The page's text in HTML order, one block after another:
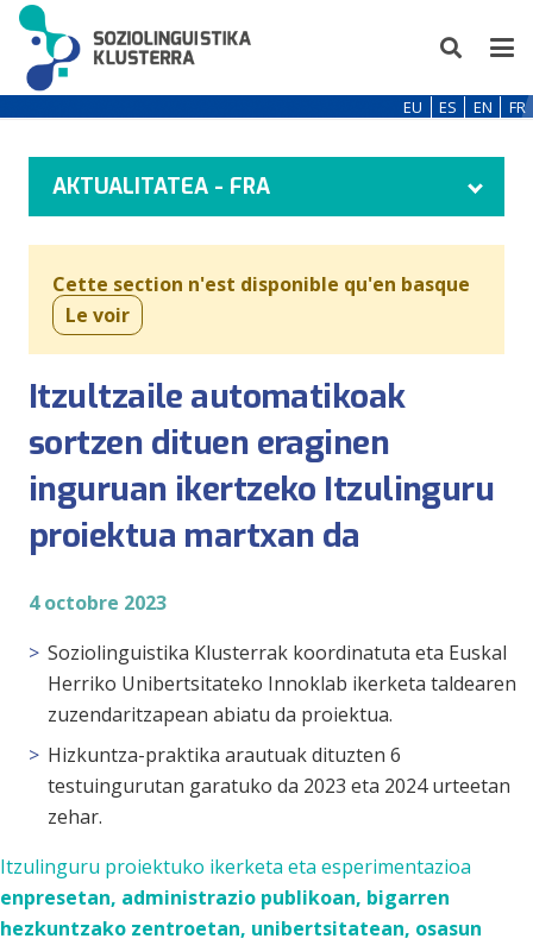
EU ES EN FR
AKTUALITATEA - FRA
Cette section n'est disponible qu'en basque
Le voir
Itzultzaile automatikoak
sortzen dituen eraginen
inguruan ikertzeko Itzulinguru
proiektua martxan da
4 octobre 2023
Soziolinguistika Klusterrak koordinatuta eta Euskal
Herriko Unibertsitateko Innoklab ikerketa taldearen
zuzendaritzapean abiatu da proiektua.
Hizkuntza-praktika arautuak dituzten 6
testuingurutan garatuko da 2023 eta 2024 urteetan
zehar.
Itzulinguru proiektuko ikerketa eta esperimentazioa
enpresetan, administrazio publikoan, bigarren
hezkuntzako zentroetan, unibertsitatean, osasun